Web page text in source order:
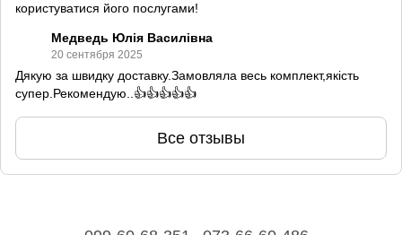
користуватися його послугами!
Медведь Юлія Василівна
20 сентября 2025
Дякую за швидку доставку.Замовляла весь комплект,якість
супер.Рекомендую..👍👍👍👍👍
Все отзывы